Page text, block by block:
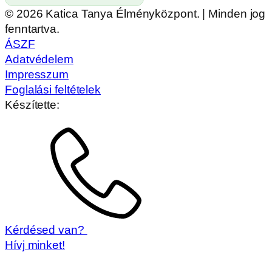
© 2026 Katica Tanya Élményközpont. | Minden jog
fenntartva.
ÁSZF
Adatvédelem
Impresszum
Foglalási feltételek
Készítette:
Kérdésed van?
Hívj minket!